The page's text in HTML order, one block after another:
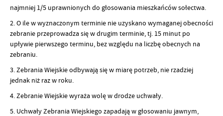
najmniej 1/5 uprawnionych do głosowania mieszkańców sołectwa.
2. O ile w wyznaczonym terminie nie uzyskano wymaganej obecności
zebranie przeprowadza się w drugim terminie, tj. 15 minut po
upływie pierwszego terminu, bez względu na liczbę obecnych na
zebraniu.
3. Zebrania Wiejskie odbywają się w miarę potrzeb, nie rzadziej
jednak niż raz w roku.
4. Zebranie Wiejskie wyraża wolę w drodze uchwały.
5. Uchwały Zebrania Wiejskiego zapadają w głosowaniu jawnym,